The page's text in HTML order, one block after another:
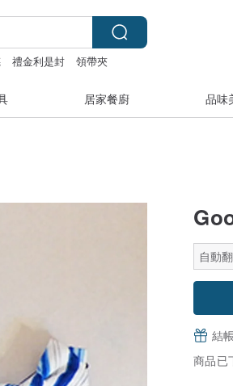
禮金利是封 領帶夾
居家餐廚 品味
自動
結
商品已